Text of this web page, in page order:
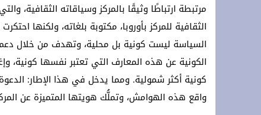
مرتبطة ارتباطًا وثيقًا بالمركز وسياقاته الثقافية،
الثقافية للمركز بأوروبا، مكتوبة بلغاته، ولكنها
السياسة ليست كونية بل محلية، وتهدف من خلال دعم
الكونية عن هذه المعارف التي تعتبر نفسها كونية،
كونية أكثر شمولية. ومما يدخل في هذا الإطار:
واقع هذه الهوامش، وتملُّك هويتها المتميزة عن